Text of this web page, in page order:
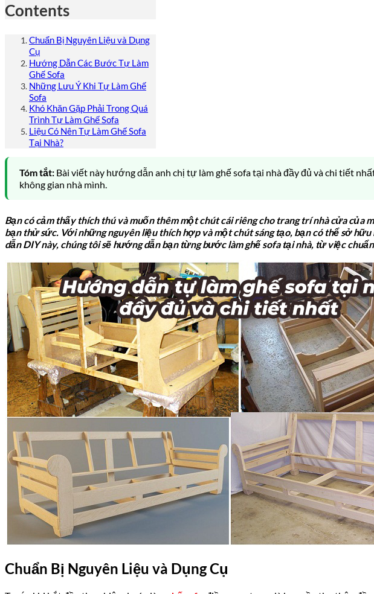
Contents
Chuẩn Bị Nguyên Liệu và Dụng
Cụ
Hướng Dẫn Các Bước Tự Làm
Ghế Sofa
Những Lưu Ý Khi Tự Làm Ghế
Sofa
Khó Khăn Gặp Phải Trong Quá
Trình Tự Làm Ghế Sofa
Liệu Có Nên Tự Làm Ghế Sofa
Tại Nhà?
Tóm tắt: Bài viết này hướng dẫn anh chị tự làm ghế sofa tại nhà đầy đủ và chi tiết
không gian nhà mình.
Bạn có cảm thấy thích thú và muốn thêm một chút cái riêng cho trang trí nhà cửa của
bạn thử sức. Với những nguyên liệu thích hợp và một chút sáng tạo, bạn có thể sở
dẫn DIY này, chúng tôi sẽ hướng dẫn bạn từng bước làm ghế sofa tại nhà, từ việc
Chuẩn Bị Nguyên Liệu và Dụng Cụ